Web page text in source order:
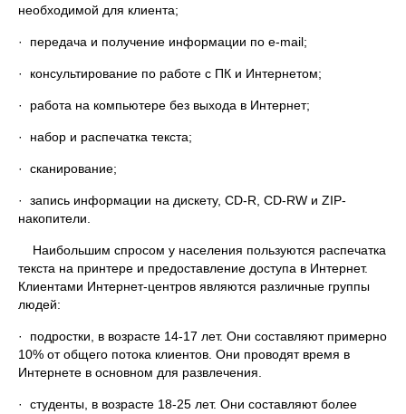
необходимой для клиента;
· передача и получение информации по e-mail;
· консультирование по работе с ПК и Интернетом;
· работа на компьютере без выхода в Интернет;
· набор и распечатка текста;
· сканирование;
· запись информации на дискету, CD-R, CD-RW и ZIP-
накопители.
Наибольшим спросом у населения пользуются распечатка
текста на принтере и предоставление доступа в Интернет.
Клиентами Интернет-центров являются различные группы
людей:
· подростки, в возрасте 14-17 лет. Они составляют примерно
10% от общего потока клиентов. Они проводят время в
Интернете в основном для развлечения.
· студенты, в возрасте 18-25 лет. Они составляют более